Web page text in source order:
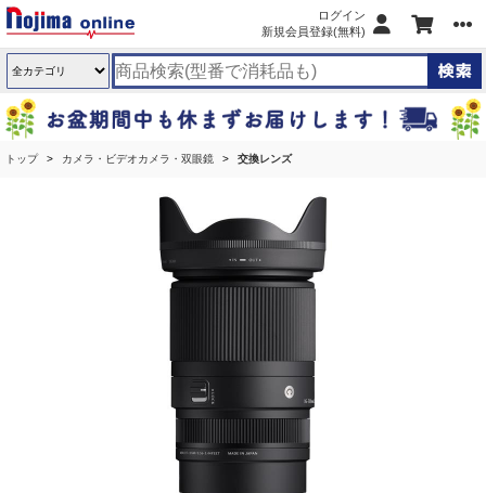
ログイン
新規会員登録(無料)
トップ カメラ・ビデオカメラ・双眼鏡 交換レンズ